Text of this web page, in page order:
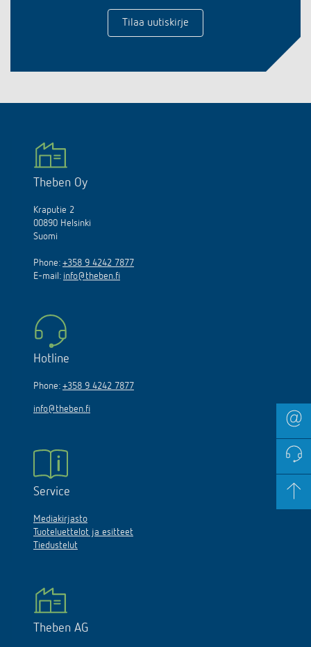
Tilaa uutiskirje
Theben Oy
Kraputie 2
00890 Helsinki
Suomi
Phone: +358 9 4242 7877
E-mail: info@theben.fi
Hotline
Phone: +358 9 4242 7877
info@theben.fi
Service
Mediakirjasto
Tuoteluettelot ja esitteet
Tiedustelut
Theben AG